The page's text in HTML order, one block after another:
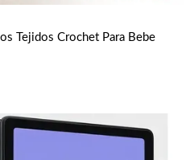
Tejidos Crochet Para Bebe